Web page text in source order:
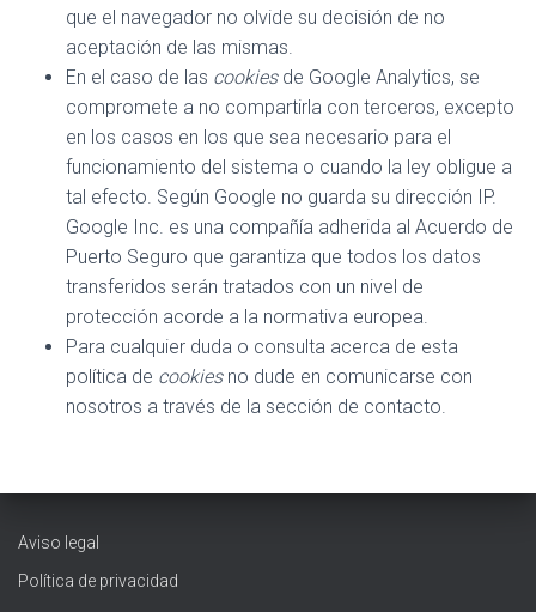
que el navegador no olvide su decisión de no
aceptación de las mismas.
En el caso de las cookiesde Google Analytics, se
compromete a no compartirla con terceros, excepto
en los casos en los que sea necesario para el
funcionamiento del sistema o cuando la ley obligue a
tal efecto. Según Google no guarda su dirección IP.
Google Inc. es una compañía adherida al Acuerdo de
Puerto Seguro que garantiza que todos los datos
transferidos serán tratados con un nivel de
protección acorde a la normativa europea.
Para cualquier duda o consulta acerca de esta
política de cookiesno dude en comunicarse con
nosotros a través de la sección de contacto.
Aviso legal
Política de privacidad